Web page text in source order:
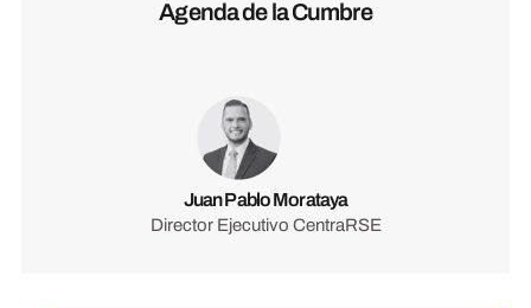
Agenda de la Cumbre
Juan Pablo Morataya
Director Ejecutivo CentraRSE